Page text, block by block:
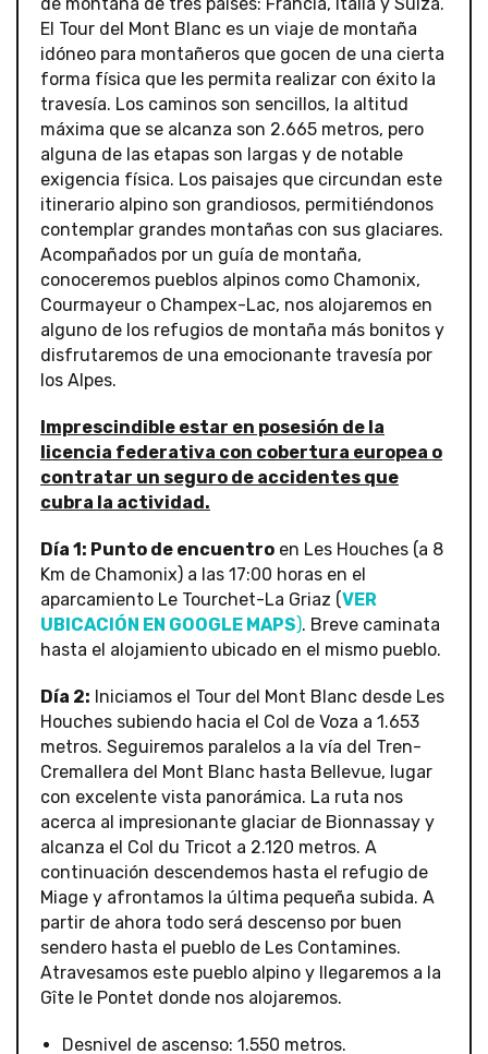
El Tour del Mont Blanc es un viaje de montaña
idóneo para montañeros que gocen de una cierta
forma física que les permita realizar con éxito la
travesía. Los caminos son sencillos, la altitud
máxima que se alcanza son 2.665 metros, pero
alguna de las etapas son largas y de notable
exigencia física. Los paisajes que circundan este
itinerario alpino son grandiosos, permitiéndonos
contemplar grandes montañas con sus glaciares.
Acompañados por un guía de montaña,
conoceremos pueblos alpinos como Chamonix,
Courmayeur o Champex-Lac, nos alojaremos en
alguno de los refugios de montaña más bonitos y
disfrutaremos de una emocionante travesía por
los Alpes.
Imprescindible estar en posesión de la
licencia federativa con cobertura europea o
contratar un seguro de accidentes que
cubra la actividad.
Día 1: Punto de encuentro en Les Houches (a 8
Km de Chamonix) a las 17:00 horas en el
aparcamiento Le Tourchet-La Griaz (VER
UBICACIÓN EN GOOGLE MAPS). Breve caminata
hasta el alojamiento ubicado en el mismo pueblo.
Día 2: Iniciamos el Tour del Mont Blanc desde Les
Houches subiendo hacia el Col de Voza a 1.653
metros. Seguiremos paralelos a la vía del Tren-
Cremallera del Mont Blanc hasta Bellevue, lugar
con excelente vista panorámica. La ruta nos
acerca al impresionante glaciar de Bionnassay y
alcanza el Col du Tricot a 2.120 metros. A
continuación descendemos hasta el refugio de
Miage y afrontamos la última pequeña subida. A
partir de ahora todo será descenso por buen
sendero hasta el pueblo de Les Contamines.
Atravesamos este pueblo alpino y llegaremos a la
Gîte le Pontet donde nos alojaremos.
Desnivel de ascenso: 1.550 metros.